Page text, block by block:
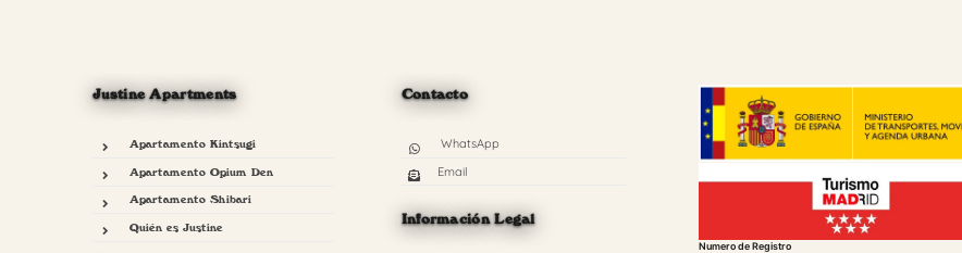
Justine Apartments
Apartamento Kintsugi
Apartamento Opium Den
Apartamento Shibari
Quién es Justine
Contacto
WhatsApp
Email
Información Legal
Numero de Registro